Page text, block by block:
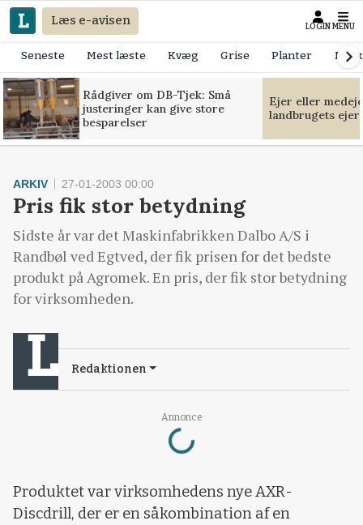
Læs e-avisen LOGIN MENU
Seneste Mest læste Kvæg Grise Planter
Rådgiver om DB-Tjek: Små
justeringer kan give store
besparelser
Ejer eller
landbrugets
Annonce
Loading...
ARKIV 27-01-2003 00:00
Pris fik stor betydning
Sidste år var det Maskinfabrikken Dalbo A/S i
Randbøl ved Egtved, der fik prisen for det bedste
produkt på Agromek. En pris, der fik stor betydning
for virksomheden.
Redaktionen
Produktet var virksomhedens nye AXR-
Discdrill, der er en såkombination af en